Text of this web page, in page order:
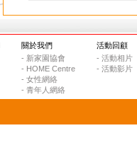
關於我們
- 新家園協會
- HOME Centre
- 女性網絡
- 青年人網絡
活動回顧
- 活動相片
- 活動影片